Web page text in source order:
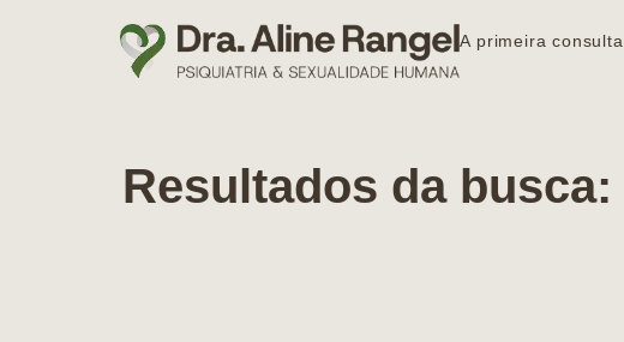
A primeira consulta
Resultados da busca: